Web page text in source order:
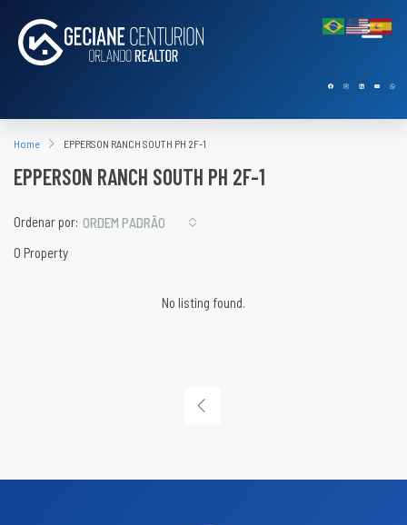
Home EPPERSON RANCH SOUTH PH 2F-1
EPPERSON RANCH SOUTH PH 2F-1
0 Property
Ordenar por: ORDEM PADRÃO
No listing found.